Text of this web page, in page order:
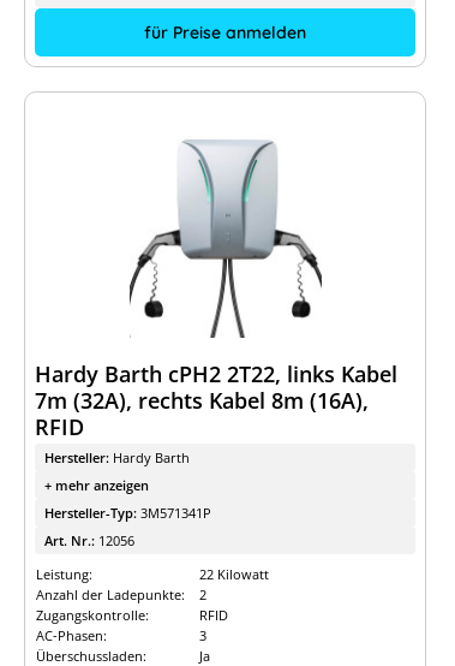
für Preise anmelden
Hardy Barth cPH2 2T22, links Kabel
7m (32A), rechts Kabel 8m (16A),
RFID
Hersteller: Hardy Barth
+ mehr anzeigen
Hersteller-Typ: 3M571341P
Art. Nr.: 12056
Leistung:
22 Kilowatt
Anzahl der Ladepunkte:
2
Zugangskontrolle:
RFID
AC-Phasen:
3
Überschussladen:
Ja